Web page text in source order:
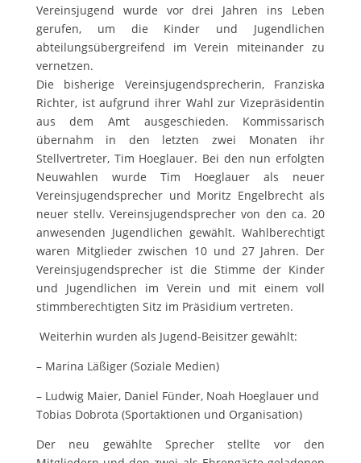
Vereinsjugend wurde vor drei Jahren ins Leben
gerufen, um die Kinder und Jugendlichen
abteilungsübergreifend im Verein miteinander zu
vernetzen.
Die bisherige Vereinsjugendsprecherin, Franziska
Richter, ist aufgrund ihrer Wahl zur Vizepräsidentin
aus dem Amt ausgeschieden. Kommissarisch
übernahm in den letzten zwei Monaten ihr
Stellvertreter, Tim Hoeglauer. Bei den nun erfolgten
Neuwahlen wurde Tim Hoeglauer als neuer
Vereinsjugendsprecher und Moritz Engelbrecht als
neuer stellv. Vereinsjugendsprecher von den ca. 20
anwesenden Jugendlichen gewählt. Wahlberechtigt
waren Mitglieder zwischen 10 und 27 Jahren. Der
Vereinsjugendsprecher ist die Stimme der Kinder
und Jugendlichen im Verein und mit einem voll
stimmberechtigten Sitz im Präsidium vertreten.
Weiterhin wurden als Jugend-Beisitzer gewählt:
– Marina Läßiger (Soziale Medien)
– Ludwig Maier, Daniel Fünder, Noah Hoeglauer und
Tobias Dobrota (Sportaktionen und Organisation)
Der neu gewählte Sprecher stellte vor den